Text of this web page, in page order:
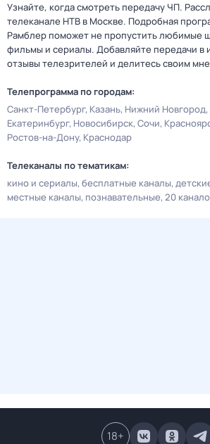
Узнайте, когда смотреть передачу ЧП.
телеканале НТВ в Москве. Подробная
Рамблер поможет не пропустить любимые
фильмы и сериалы. Добавляйте передачи в
отзывы телезрителей и делитесь своим
Телепрограмма по городам:
Санкт-Петербург Казань Нижний Новгород
Екатеринбург Новосибирск Сочи
Ростов-на-Дону Краснодар
Телеканалы по тематикам:
кино и сериалы бесплатные каналы
местные каналы познавательные 20
18+